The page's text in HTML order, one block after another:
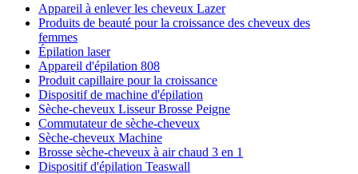
Appareil à enlever les cheveux Lazer
Produits de beauté pour la croissance des cheveux des
femmes
Épilation laser
Appareil d'épilation 808
Produit capillaire pour la croissance
Dispositif de machine d'épilation
Sèche-cheveux Lisseur Brosse Peigne
Commutateur de sèche-cheveux
Sèche-cheveux Machine
Brosse sèche-cheveux à air chaud 3 en 1
Dispositif d'épilation Teaswall